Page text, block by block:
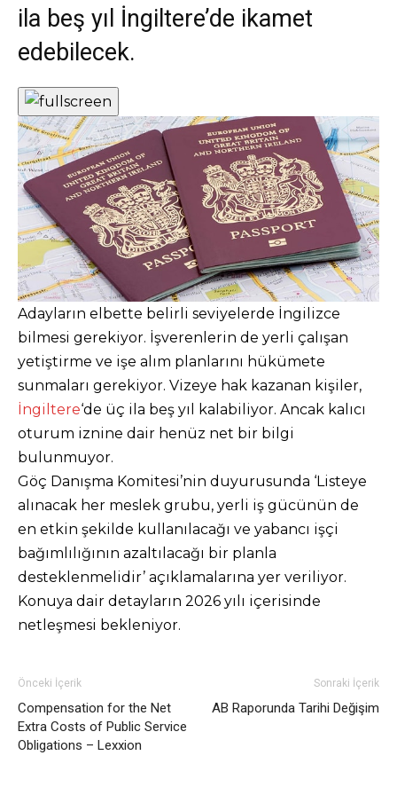
ila beş yıl İngiltere’de ikamet
edebilecek.
Adayların elbette belirli seviyelerde İngilizce
bilmesi gerekiyor. İşverenlerin de yerli çalışan
yetiştirme ve işe alım planlarını hükümete
sunmaları gerekiyor. Vizeye hak kazanan kişiler,
İngiltere‘de üç ila beş yıl kalabiliyor. Ancak kalıcı
oturum iznine dair henüz net bir bilgi
bulunmuyor.
Göç Danışma Komitesi’nin duyurusunda ‘Listeye
alınacak her meslek grubu, yerli iş gücünün de
en etkin şekilde kullanılacağı ve yabancı işçi
bağımlılığının azaltılacağı bir planla
desteklenmelidir’ açıklamalarına yer veriliyor.
Konuya dair detayların 2026 yılı içerisinde
netleşmesi bekleniyor.
Önceki İçerik
Compensation for the Net
Extra Costs of Public Service
Obligations – Lexxion
Sonraki İçerik
AB Raporunda Tarihi Değişim